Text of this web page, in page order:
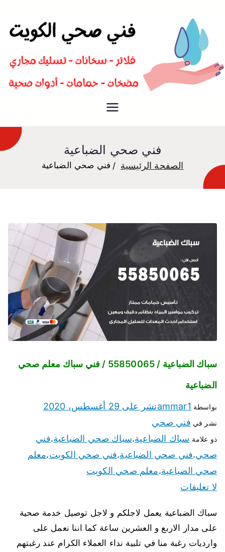
سباك صحي تسليك مجاري افضل
فني صحي الضباعية
الصفحة الرئيسية فني صحي الضباعية
سباك الضباعية / 55850065 / فني سباك معلم صحي
الضباعية
بواسطة ammar1نشر على 29 أغسطس، 2020
نشر في فني صحي
ذو علامة سباك الضباعية،سباك صحي الضباعية،فني
صحي،فني صحي الضباعية،فني صحي الكويت،معلم
صحي الضباعية،معلم صحي الكويت
لا تعليقات
سباك الضباعية يعمل لاجلكم و لاجل توصيل خدمة صحية
على مدار الاربع و العشرين ساعة كما اننا نعمل على
وارديات رغبة منا في تلبية نداء العملاء الكرام عند رغبتهم